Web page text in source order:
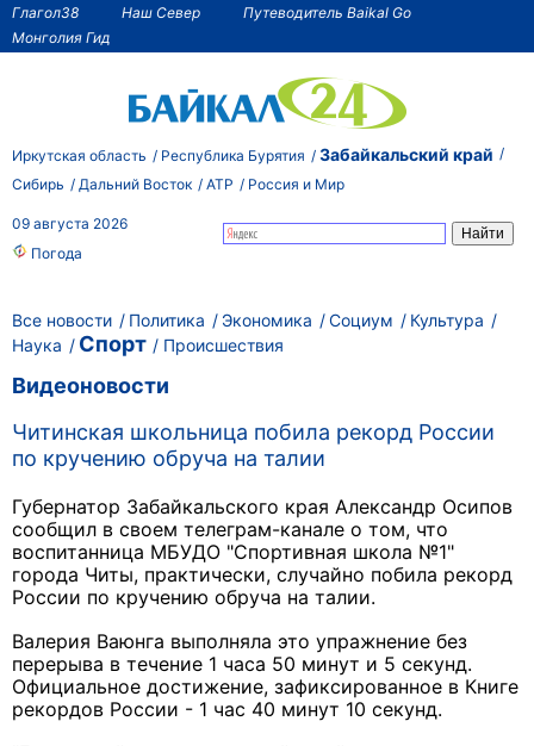
Глагол38 Наш Север
Путеводитель Baikal Go
Монголия Гид
Иркутская область Республика Бурятия Забайкальский край
Сибирь Дальний Восток АТР Россия и Мир
09 августа 2026
Погода
Все новости Политика Экономика Социум
Культура
Наука
Спорт Происшествия
Видеоновости
Читинская школьница побила рекорд России
по кручению обруча на талии
Губернатор Забайкальского края Александр Осипов
сообщил в своем телеграм-канале о том, что
воспитанница МБУДО "Спортивная школа №1"
города Читы, практически, случайно побила рекорд
России по кручению обруча на талии.
Валерия Ваюнга выполняла это упражнение без
перерыва в течение 1 часа 50 минут и 5 секунд.
Официальное достижение, зафиксированное в Книге
рекордов России - 1 час 40 минут 10 секунд.